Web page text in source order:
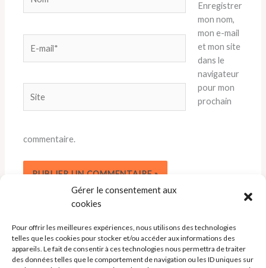
Gérer le consentement aux
cookies
Pour offrir les meilleures expériences, nous utilisons des technologies
telles que les cookies pour stocker et/ou accéder aux informations des
appareils. Le fait de consentir à ces technologies nous permettra de traiter
des données telles que le comportement de navigation ou les ID uniques sur
mail*
Enregistrer
mon nom,
mon e-mail
et mon site
dans le
navigateur
pour mon
prochain
commentaire.